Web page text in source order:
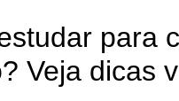
para
Veja dicas